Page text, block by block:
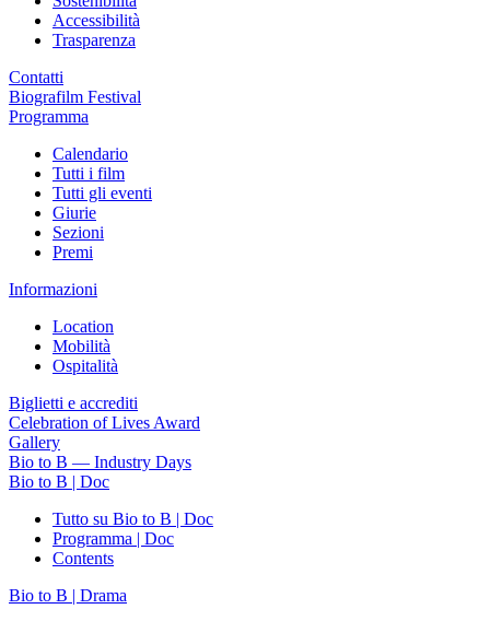
Accessibilità
Trasparenza
Contatti
Biografilm Festival
Programma
Calendario
Tutti i film
Tutti gli eventi
Giurie
Sezioni
Premi
Informazioni
Location
Mobilità
Ospitalità
Biglietti e accrediti
Celebration of Lives Award
Gallery
Bio to B — Industry Days
Bio to B | Doc
Tutto su Bio to B | Doc
Programma | Doc
Contents
Bio to B | Drama